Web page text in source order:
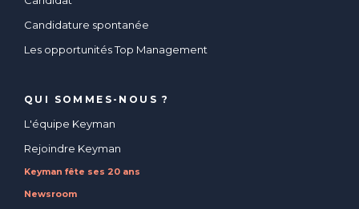
Candidature spontanée
Les opportunités Top Management
QUI SOMMES-NOUS ?
L'équipe Keyman
Rejoindre Keyman
Keyman fête ses 20 ans
Newsroom